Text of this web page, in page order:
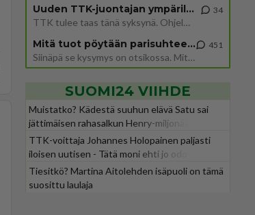
Uuden TTK-juontajan ympärillä epätietoisuus sakenee - Nyt MTV hämmentää soppaa
TTK tulee taas tänä syksynä. Ohjelman uudet tähtioppilaat julkistetaan torstaina 6. elokuuta klo 14 alkavassa lehdistö
34
Mitä tuot pöytään parisuhteessa?
Siinäpä se kysymys on otsikossa. Mitäpä siis tuot/toisit pöytään parisuhteessa? Oletko mies vai nainen? Koetko sen mitä
451
SUOMI24 VIIHDE
Muistatko? Kädestä suuhun elävä Satu sai
jättimäisen rahasalkun Henry-miljonääriltä
TTK-voittaja Johannes Holopainen paljasti
iloisen uutisen - Tätä moni ehti jo odottaa
Tiesitkö? Martina Aitolehden isäpuoli on tämä
suosittu laulaja